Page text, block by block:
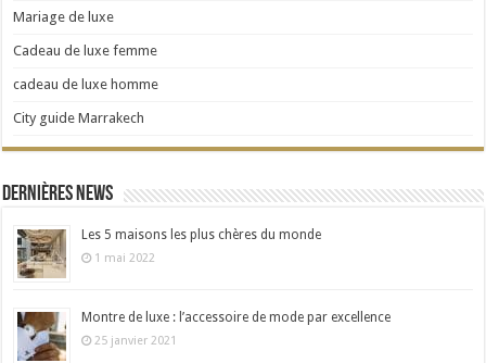
Mariage de luxe
Cadeau de luxe femme
cadeau de luxe homme
City guide Marrakech
Dernières news
Les 5 maisons les plus chères du monde
1 mai 2022
Montre de luxe : l’accessoire de mode par excellence
25 janvier 2021